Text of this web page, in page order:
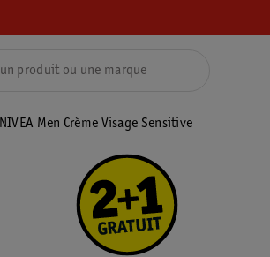
NIVEA Men Crème Visage Sensitive